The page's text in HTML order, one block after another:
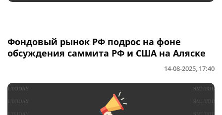
Фондовый рынок РФ подрос на фоне
обсуждения саммита РФ и США на Аляске
14-08-2025, 17:40